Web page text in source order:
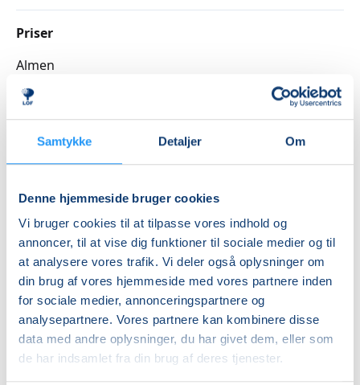
Samtykke Detaljer Om
Denne hjemmeside bruger cookies
Vi bruger cookies til at tilpasse vores indhold og
annoncer, til at vise dig funktioner til sociale medier og til
at analysere vores trafik. Vi deler også oplysninger om
din brug af vores hjemmeside med vores partnere inden
for sociale medier, annonceringspartnere og
analysepartnere. Vores partnere kan kombinere disse
data med andre oplysninger, du har givet dem, eller som
de har indsamlet fra din brug af deres tjenester.
oplev glæden ved kreativ fordybelse, fællesskab og
bæredygtig skabertrang. Husk også din symaskine
Der vil være forskellige kreative materialer til
rådighed i Tekstilsnedkeriet, som du kan tilkøbe til
dine projekter.
Priser
Almen
DKK 1.280,00
Pensionist (kun
Viborg Kommune)
DKK 1.185,00
Info
Nummer
6477018
Første mødegang
onsdag 21.10.2026, kl. 18.30 - 21.30
Sidste mødegang
onsdag 11.11.2026, kl. 18.30 - 21.30